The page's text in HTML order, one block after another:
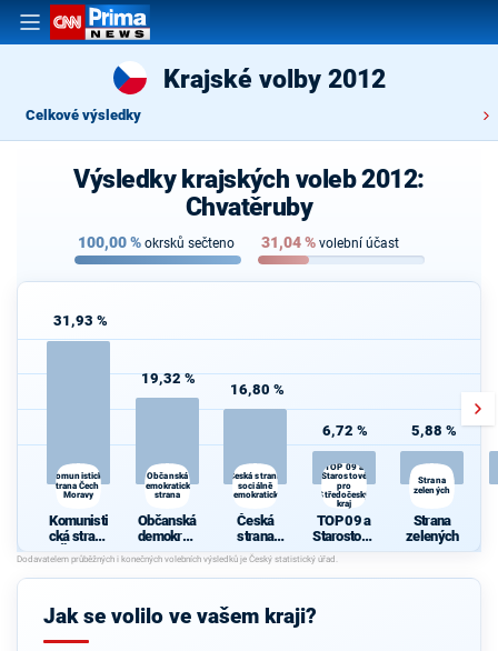
Krajské volby 2012
Celkové výsledky
Výsledky krajských voleb 2012:
Chvatěruby
100,00% okrsků sečteno 31,04% volební účast
31,93 %
Komunistická
strana Čech a
Moravy
Komunisti
cká strana
Čech a
Moravy
19,32 %
Občanská
demokratická
strana
Občanská
demokrati
cká strana
16,80 %
Česká strana
sociálně
demokratická
Česká
strana
sociálně
demokrati
cká
6,72 %
TOP 09 a
Starostové
pro
Středočeský
kraj
TOP 09 a
Starostové
pro
Středočes
ký kraj
5,88 %
Strana
zelených
Strana
zelených
Jak se volilo ve vašem kraji?